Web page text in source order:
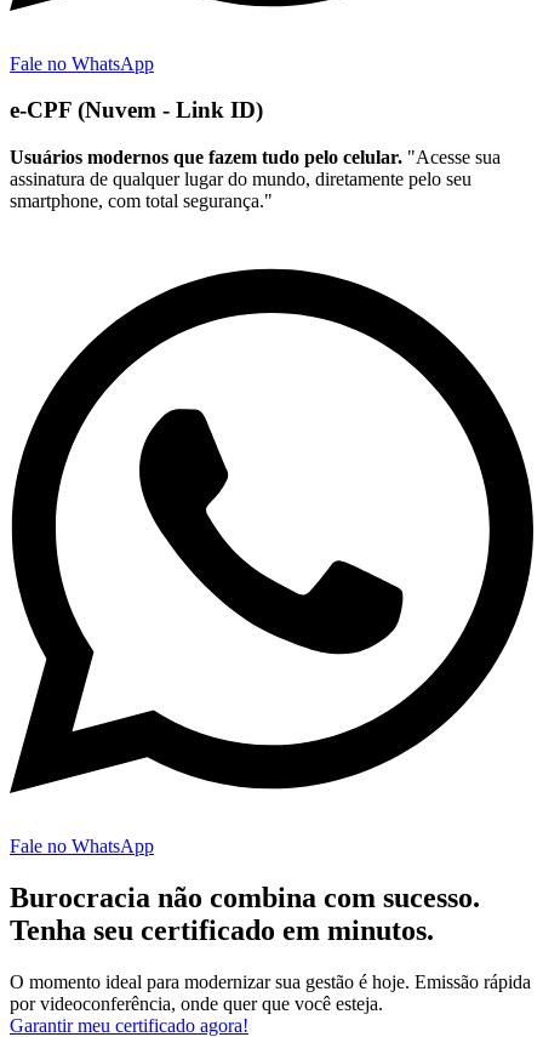
Fale no WhatsApp
e-CPF (Nuvem - Link ID)
Usuários modernos que fazem tudo pelo celular. "Acesse sua
assinatura de qualquer lugar do mundo, diretamente pelo seu
smartphone, com total segurança."
Fale no WhatsApp
Burocracia não combina com sucesso.
Tenha seu certificado em minutos.
O momento ideal para modernizar sua gestão é hoje. Emissão rápida
por videoconferência, onde quer que você esteja.
Garantir meu certificado agora!